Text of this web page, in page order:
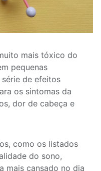
mais tóxico do
pequenas
de efeitos
os sintomas da
dor de cabeça e
como os listados
do sono,
mais cansado no dia